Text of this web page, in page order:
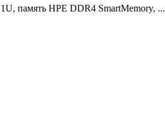
память HPE DDR4 SmartMemory, ...